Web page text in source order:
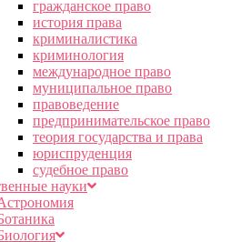
гражданское право
история права
криминалистика
криминология
международное право
муниципальное право
правоведение
предпринимательское право
теория государства и права
юриспруденция
судебное право
науки